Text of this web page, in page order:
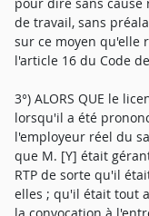
de travail, sans
sur ce moyen qu'elle
l'article 16 du Code
3°) ALORS QUE le
lorsqu'il a été
l'employeur réel du
que M. [Y] était
RTP de sorte qu'il
elles ; qu'il était tout